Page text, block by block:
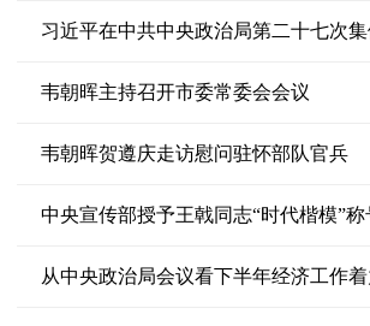
韦朝晖主持召开市委常委会会议
韦朝晖贺遵庆走访慰问驻怀部队官兵
中央宣传部授予王戟同志“时代楷模”称
从中央政治局会议看下半年经济工作